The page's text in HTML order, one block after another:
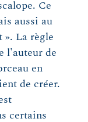
Ce
aussi au
». La règle
l'auteur de
en
de créer.
certains